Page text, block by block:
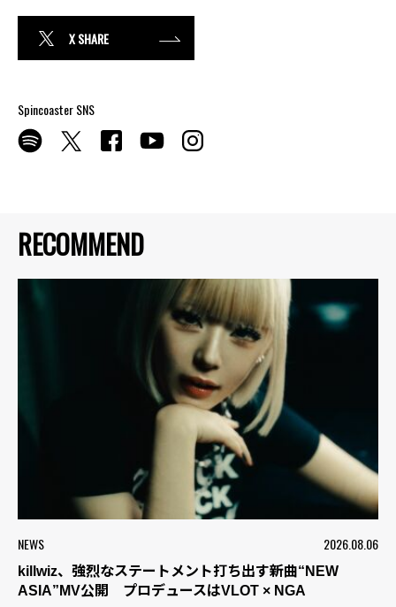
RECOMMEND
NEWS 2026.08.06
killwiz、強烈なステートメント打ち出す新曲“NEW
ASIA”MV公開 プロデュースはVLOT × NGA
X SHARE
Spincoaster SNS